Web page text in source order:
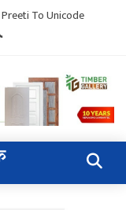
Preeti To Unicode